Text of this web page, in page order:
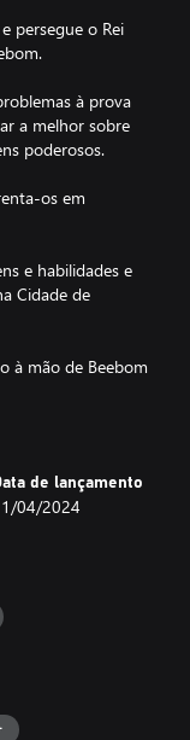
persegue o Rei
à prova
a melhor sobre
poderosos.
em
e habilidades e
Cidade de
à mão de Beebom
Antfood dão vida
mas
para ganhar
inimigos.
de lançamento
04/2024